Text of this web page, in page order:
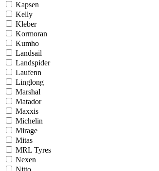
Kapsen
Kelly
Kleber
Kormoran
Kumho
Landsail
Landspider
Laufenn
Linglong
Marshal
Matador
Maxxis
Michelin
Mirage
Mitas
MRL Tyres
Nexen
Nitto